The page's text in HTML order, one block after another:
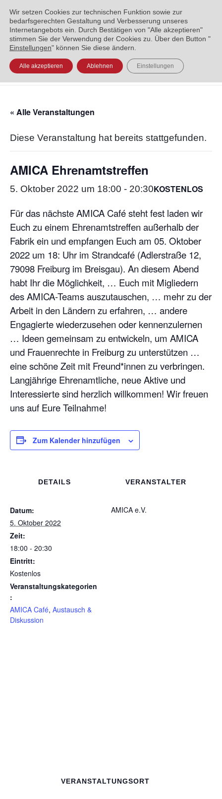
ENGLISH العربية УКРАЇНСЬКА
« Alle Veranstaltungen
Diese Veranstaltung hat bereits stattgefunden.
AMICA Ehrenamtstreffen
5. Oktober 2022 um 18:00 - 20:30KOSTENLOS
Für das nächste AMICA Café steht fest laden wir
Euch zu einem Ehrenamtstreffen außerhalb der
Fabrik ein und empfangen Euch am 05. Oktober
2022 um 18: Uhr im Strandcafé (Adlerstraße 12,
79098 Freiburg im Breisgau). An diesem Abend
habt Ihr die Möglichkeit, … Euch mit Migliedern
des AMICA-Teams auszutauschen, … mehr zu der
Arbeit in den Ländern zu erfahren, … andere
Engagierte wiederzusehen oder kennenzulernen
… Ideen gemeinsam zu entwickeln, um AMICA
und Frauenrechte in Freiburg zu unterstützen …
eine schöne Zeit mit Freund*innen zu verbringen.
Langjährige Ehrenamtliche, neue Aktive und
Interessierte sind herzlich willkommen! Wir freuen
uns auf Eure Teilnahme!
Zum Kalender hinzufügen
DETAILS
Datum:
5. Oktober 2022
Zeit:
18:00 - 20:30
Eintritt:
Kostenlos
Veranstaltungskategorien
:
AMICA Café, Austausch &
Diskussion
VERANSTALTER
AMICA e.V.
VERANSTALTUNGSORT
Wir setzen Cookies zur technischen Funktion sowie zur
bedarfsgerechten Gestaltung und Verbesserung unseres
Internetangebots ein. Durch Bestätigen von "Alle akzeptieren"
stimmen Sie der Verwendung der Cookies zu. Über den Button "
Einstellungen" können Sie diese ändern.
Alle akzeptieren Ablehnen Einstellungen